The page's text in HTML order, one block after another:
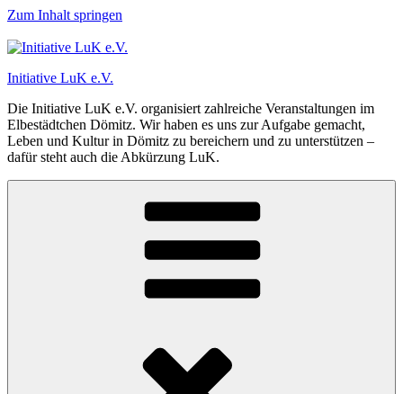
Zum Inhalt springen
Initiative LuK e.V.
Die Initiative LuK e.V. organisiert zahlreiche Veranstaltungen im
Elbestädtchen Dömitz. Wir haben es uns zur Aufgabe gemacht,
Leben und Kultur in Dömitz zu bereichern und zu unterstützen –
dafür steht auch die Abkürzung LuK.